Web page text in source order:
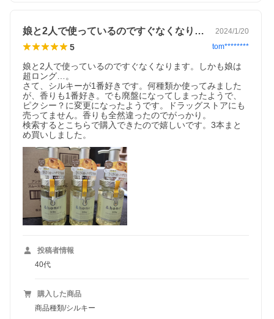
娘と2人で使っているのですぐなくなりま… 2024/1/20
5 tom********
娘と2人で使っているのですぐなくなります。しかも娘は
超ロング…。
さて、シルキーが1番好きです。何種類か使ってみました
が、香りも1番好き。でも廃盤になってしまったようで、
ピクシー？に変更になったようです。ドラッグストアにも
売ってません。香りも全然違ったのでがっかり。
検索するとこちらで購入できたので嬉しいです。3本まと
め買いしました。
投稿者情報
40代
購入した商品
商品種類/シルキー